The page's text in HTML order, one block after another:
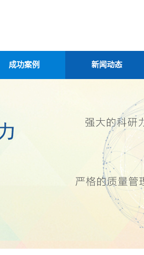
成功案例 新闻动态